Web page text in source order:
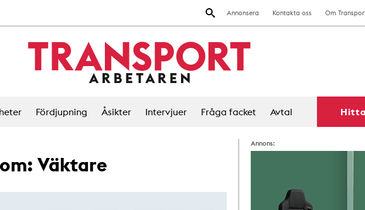
Annonsera Kontakta oss Om
Fördjupning Åsikter Intervjuer Fråga facket Avtal
Väktare
Annons: